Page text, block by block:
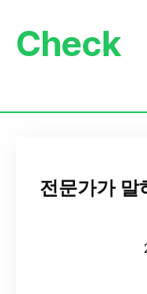
Check
전문가가 말